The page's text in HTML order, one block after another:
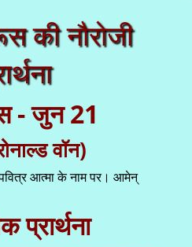
की नौरोजी
- जुन 21
वॉन)
आत्मा के नाम पर। आमेन्
प्रार्थना